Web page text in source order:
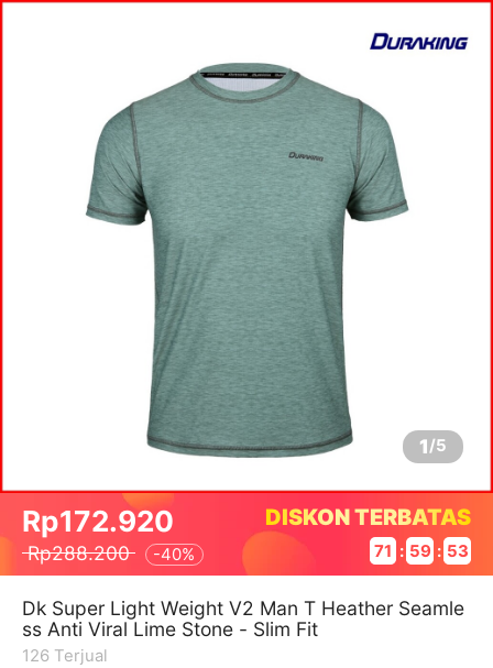
1/5
Rp172.920
Rp288.200 -40%
DISKON TERBATAS
71 : 59 : 53
Dk Super Light Weight V2 Man T Heather Seamle
ss Anti Viral Lime Stone - Slim Fit
126 Terjual